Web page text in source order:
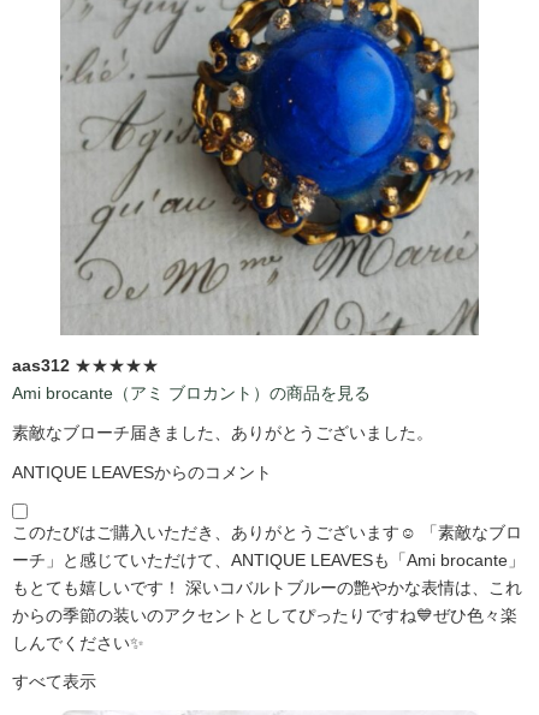
aas312 ★★★★★
Ami brocante（アミ ブロカント）の商品を見る
素敵なブローチ届きました、ありがとうございました。
ANTIQUE LEAVESからのコメント
このたびはご購入いただき、ありがとうございます☺️ 「素敵なブロ
ーチ」と感じていただけて、ANTIQUE LEAVESも「Ami brocante」
もとても嬉しいです！ 深いコバルトブルーの艶やかな表情は、これ
からの季節の装いのアクセントとしてぴったりですね💙ぜひ色々楽
しんでください✨
すべて表示